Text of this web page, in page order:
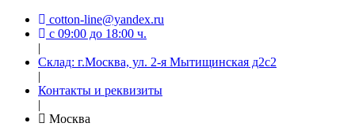
cotton-line@yandex.ru
с 09:00 до 18:00 ч.
|
Склад: г.Москва, ул. 2-я Мытищинская д2с2
|
Контакты и реквизиты
|
Москва